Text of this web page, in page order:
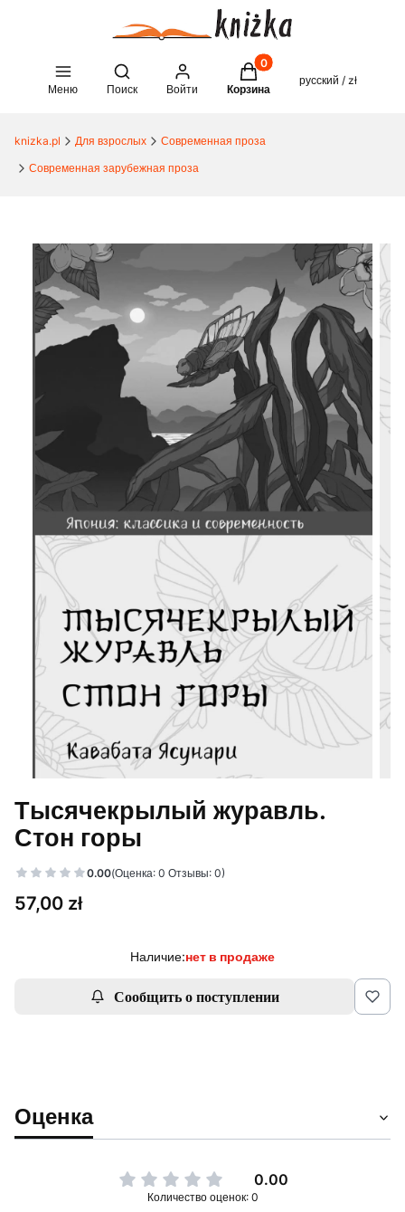
Меню
Open search engine
Поиск Войти
Товары в корзине: 0.
Корзина
русский / zł
knizka.pl Для взрослых
Современная проза
Современная зарубежная проза
Тысячекрылый журавль.
Стон горы
0.00(Оценка: 0 Отзывы: 0)
Цена
57,00 zł
Наличие:нет в продаже
Сообщить о поступлении
Оценка
0.00
Количество оценок: 0